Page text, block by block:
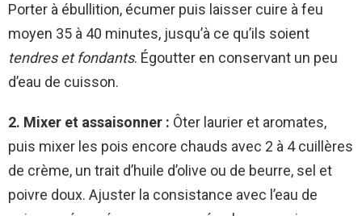
Porter à ébullition, écumer puis laisser cuire à feu
moyen 35 à 40 minutes, jusqu’à ce qu’ils soient
tendres et fondants. Égoutter en conservant un peu
d’eau de cuisson.
2. Mixer et assaisonner : Ôter laurier et aromates,
puis mixer les pois encore chauds avec 2 à 4 cuillères
de crème, un trait d’huile d’olive ou de beurre, sel et
poivre doux. Ajuster la consistance avec l’eau de